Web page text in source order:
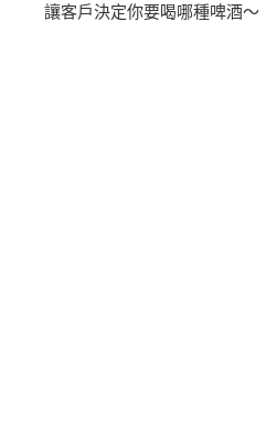
讓客戶決定你要喝哪種啤酒～